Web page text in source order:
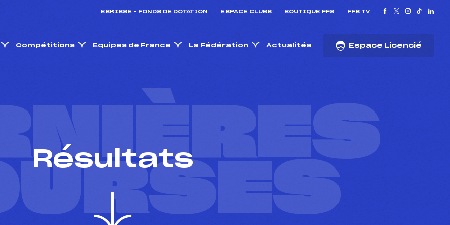
ESKISSE – FONDS DE DOTATION ESPACE CLUBS BOUTIQUE FFS FFS TV
Compétitions Equipes de France La Fédération Actualités Espace Licencié
Résultats